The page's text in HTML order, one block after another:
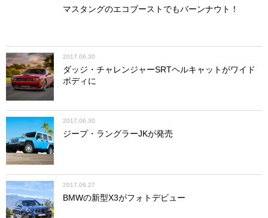
マスタングのエコブーストでもバーンナウト！
2017.06.30
ダッジ・チャレンジャーSRTヘルキャットがワイド
ボディに
2017.06.30
ジープ・ラングラーJKが発売
2017.06.27
BMWの新型X3がフォトデビュー